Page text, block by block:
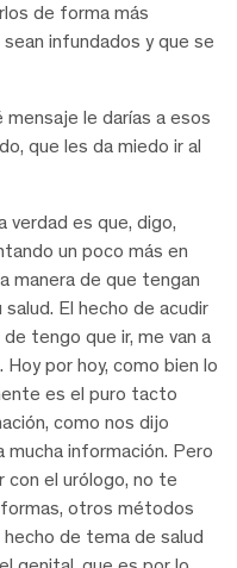
de forma más
infundados y que se
mensaje le darías a esos
que les da miedo ir al
verdad es que, digo,
un poco más en
manera de que tengan
El hecho de acudir
tengo que ir, me van a
por hoy, como bien lo
es el puro tacto
como nos dijo
información. Pero
con el urólogo, no te
otros métodos
hecho de tema de salud